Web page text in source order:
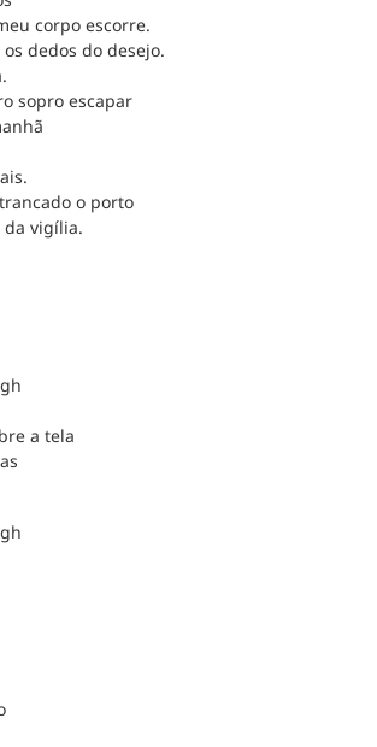
corpo escorre.
dedos do desejo.
sopro escapar
o porto
vigília.
a tela